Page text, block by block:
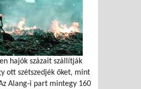
hajók százait szállítják
ott szétszedjék őket, mint
Alang-i part mintegy 160